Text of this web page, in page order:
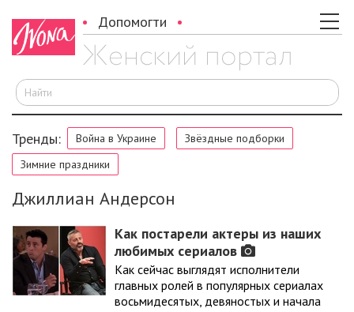
Допомогти
Тренды: Война в Украине
Звёздные подборки
Зимние праздники
Джиллиан Андерсон
Как постарели актеры из наших
любимых сериалов
Как сейчас выглядят исполнители
главных ролей в популярных сериалах
восьмидесятых, девяностых и начала